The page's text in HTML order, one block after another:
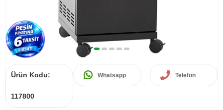
Ürün Kodu:
117800
Whatsapp Telefon